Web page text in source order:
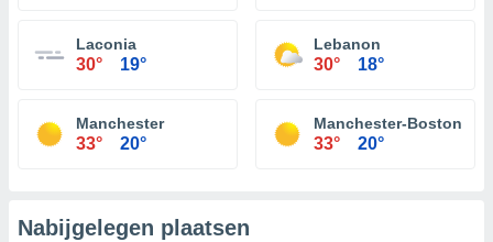
Laconia
30° 19°
Lebanon
30° 18°
Manchester
33° 20°
Manchester-Boston
33° 20°
Nabijgelegen plaatsen